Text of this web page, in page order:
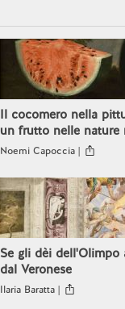
Il cocomero nella
un frutto nelle nature
Noemi Capoccia |
Se gli dèi
dal Veronese
Ilaria Baratta |